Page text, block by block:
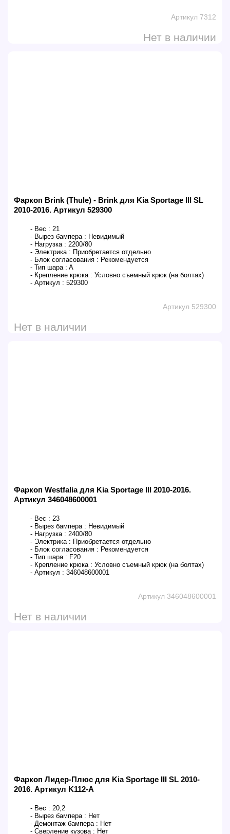
Артикул 7312
Нет в наличии
Фаркоп Brink (Thule) - Brink для Kia Sportage III SL
2010-2016. Артикул 529300
- Вес : 21
- Вырез бампера : Невидимый
- Нагрузка : 2200/80
- Электрика : Приобретается отдельно
- Блок согласования : Рекомендуется
- Тип шара : A
- Крепление крюка : Условно съемный крюк (на болтах)
- Артикул : 529300
Артикул 529300
Нет в наличии
Фаркоп Westfalia для Kia Sportage III 2010-2016.
Артикул 346048600001
- Вес : 23
- Вырез бампера : Невидимый
- Нагрузка : 2400/80
- Электрика : Приобретается отдельно
- Блок согласования : Рекомендуется
- Тип шара : F20
- Крепление крюка : Условно съемный крюк (на болтах)
- Артикул : 346048600001
Артикул 346048600001
Нет в наличии
Фаркоп Лидер-Плюс для Kia Sportage III SL 2010-
2016. Артикул K112-A
- Вес : 20,2
- Вырез бампера : Нет
- Демонтаж бампера : Нет
- Сверление кузова : Нет